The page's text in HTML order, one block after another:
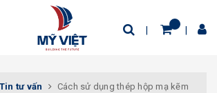
Tin tư vấn
Cách sử dụng thép hộp mạ kẽm